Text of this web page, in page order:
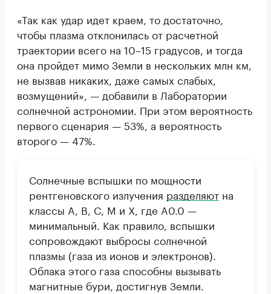
«Так как удар идет краем, то достаточно,
чтобы плазма отклонилась от расчетной
траектории всего на 10–15 градусов, и тогда
она пройдет мимо Земли в нескольких млн км,
не вызвав никаких, даже самых слабых,
возмущений», — добавили в Лаборатории
солнечной астрономии. При этом вероятность
первого сценария — 53%, а вероятность
второго — 47%.
Солнечные вспышки по мощности
рентгеновского излучения разделяют на
классы A, B, C, M и X, где A0.0 —
минимальный. Как правило, вспышки
сопровождают выбросы солнечной
плазмы (газа из ионов и электронов).
Облака этого газа способны вызывать
магнитные бури, достигнув Земли.